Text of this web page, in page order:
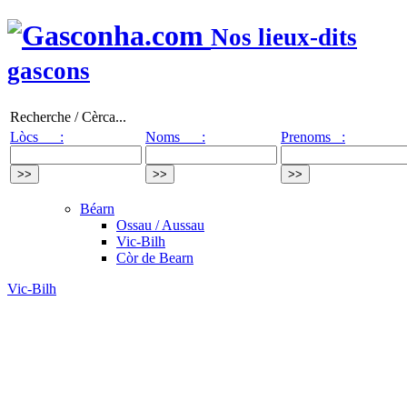
Nos lieux-dits
gascons
Recherche / Cèrca...
Lòcs :
Noms : Prenoms :
Béarn
Ossau / Aussau
Vic-Bilh
Còr de Bearn
Vic-Bilh